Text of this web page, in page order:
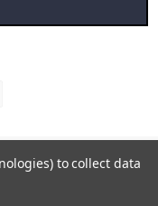
to collect data